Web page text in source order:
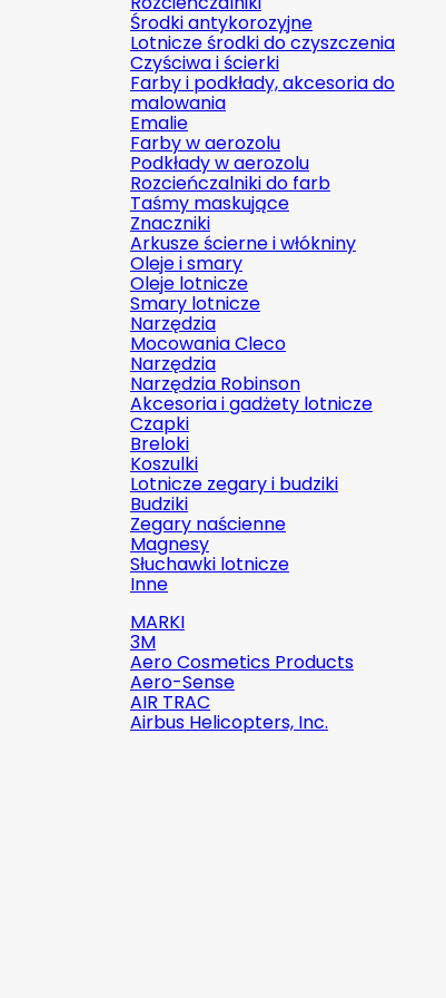
Środki antykorozyjne
Lotnicze środki do czyszczenia
Czyściwa i ścierki
Farby i podkłady, akcesoria do
malowania
Emalie
Farby w aerozolu
Podkłady w aerozolu
Rozcieńczalniki do farb
Taśmy maskujące
Znaczniki
Arkusze ścierne i włókniny
Oleje i smary
Oleje lotnicze
Smary lotnicze
Narzędzia
Mocowania Cleco
Narzędzia
Narzędzia Robinson
Akcesoria i gadżety lotnicze
Czapki
Breloki
Koszulki
Lotnicze zegary i budziki
Budziki
Zegary naścienne
Magnesy
Słuchawki lotnicze
Inne
MARKI
3M
Aero Cosmetics Products
Aero-Sense
AIR TRAC
Airbus Helicopters, Inc.